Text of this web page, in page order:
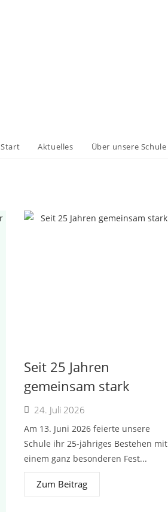
Start Aktuelles Über unsere Schule
Seit 25 Jahren
gemeinsam stark
24. Juli 2026
Am 13. Juni 2026 feierte unsere
Schule ihr 25-jähriges Bestehen mit
einem ganz besonderen Fest...
Zum Beitrag